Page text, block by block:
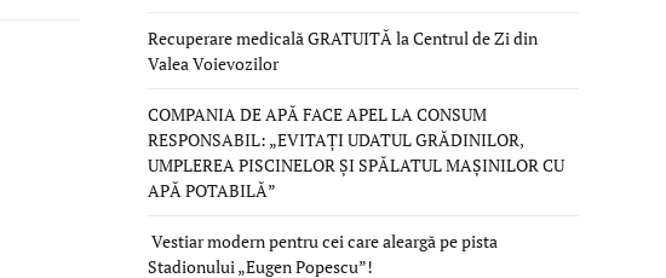
Recuperare medicală GRATUITĂ la Centrul de Zi din
Valea Voievozilor
COMPANIA DE APĂ FACE APEL LA CONSUM
RESPONSABIL: „EVITAȚI UDATUL GRĂDINILOR,
UMPLEREA PISCINELOR ȘI SPĂLATUL MAȘINILOR CU
APĂ POTABILĂ”
Vestiar modern pentru cei care aleargă pe pista
Stadionului „Eugen Popescu”!